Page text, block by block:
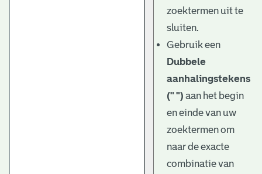
zoektermen uit te
sluiten.
Gebruik een
Dubbele
aanhalingstekens
(" ") aan het begin
en einde van uw
zoektermen om
naar de exacte
combinatie van